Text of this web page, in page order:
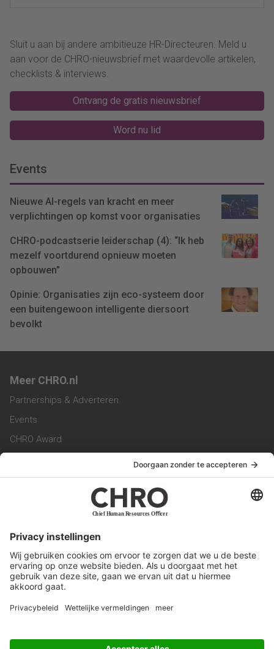
Sluit u aan bij andere ambitieuze HR-Directeuren. Meld u
aan voor de CHRO-nieuwsbrief met waardevolle artikelen,
checklists & interviews.
Ontvang de gratis nieuwsbrief
Word nu lid
Events
Nieuwe AI-regels van kracht en meer
verplichtingen op komst voor organisaties
CHRO-podcastserie leiderschap (4): “Ik heb
mezelf voortdurend opnieuw moeten
opbouwen”
Opinie: Organisaties zijn eco-systeem door
een buitengewoon intelligente diersoort
bevolkt
Meer CHRO.nl
Partnerships & Adverteren
Events
CHRO Award
CHRO Magazine
Service & Contact
Werken bij ons
Privacy Statement
Algemene Voorwaarden